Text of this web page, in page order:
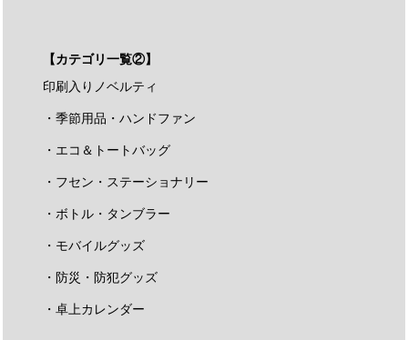
【カテゴリ一覧②】
印刷入りノベルティ
・季節用品・ハンドファン
・エコ＆トートバッグ
・フセン・ステーショナリー
・ボトル・タンブラー
・モバイルグッズ
・防災・防犯グッズ
・卓上カレンダー